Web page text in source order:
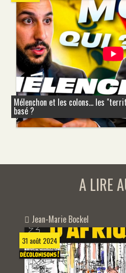
Mélenchon et les colons... les
basé ?
A LIRE
Jean-Marie Bockel
31 août 2024